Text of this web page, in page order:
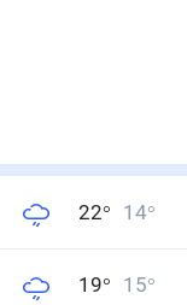
22° 14°
19° 15°